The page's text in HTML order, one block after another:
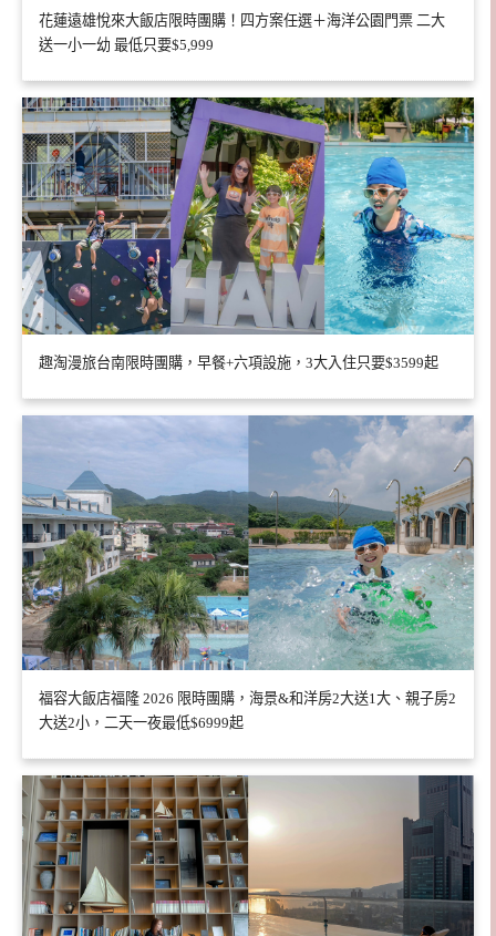
花蓮遠雄悅來大飯店限時團購！四方案任選＋海洋公園門票 二大
送一小一幼 最低只要$5,999
趣淘漫旅台南限時團購，早餐+六項設施，3大入住只要$3599起
福容大飯店福隆 2026 限時團購，海景&和洋房2大送1大、親子房2
大送2小，二天一夜最低$6999起